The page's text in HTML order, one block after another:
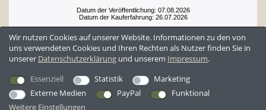
Datum der Veröffentlichung: 07.08.2026
Datum der Kauferfahrung: 26.07.2026
Wir nutzen Cookies auf unserer Website. Informationen zu den von
uns verwendeten Cookies und Ihren Rechten als Nutzer finden Sie in
unserer Daten­schutz­erklärung und unserem Impressum.
Essenziell
Statistik
Marketing
Externe Medien
PayPal
Funktional
Weitere Einstellungen